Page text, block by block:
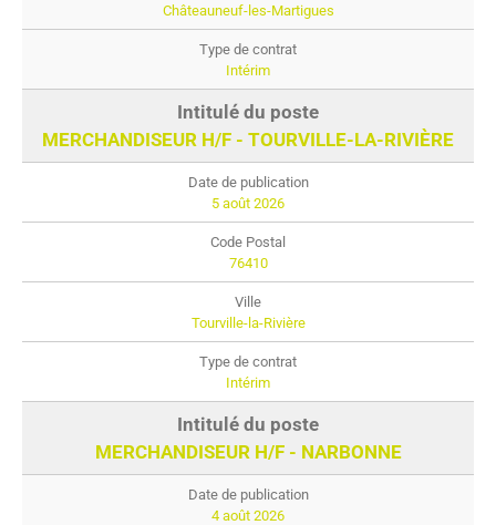
Châteauneuf-les-Martigues
Intérim
MERCHANDISEUR H/F - TOURVILLE-LA-RIVIÈRE
5 août 2026
76410
Tourville-la-Rivière
Intérim
MERCHANDISEUR H/F - NARBONNE
4 août 2026